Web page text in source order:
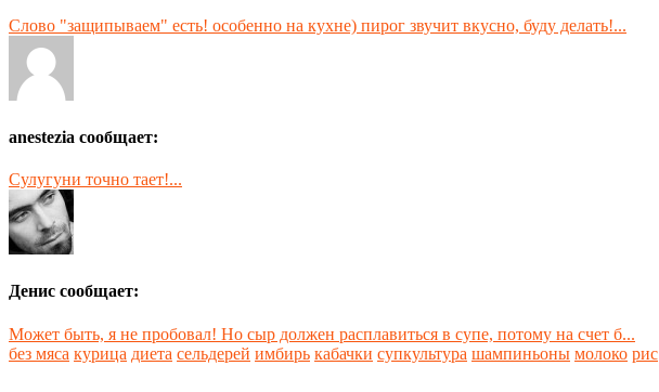
Слово "защипываем" есть! особенно на кухне) пирог звучит вкусно, буду делать!...
anestezia сообщает:
Сулугуни точно тает!...
Денис сообщает:
Может быть, я не пробовал! Но сыр должен расплавиться в супе, потому на счет б...
без мяса курица диета сельдерей имбирь кабачки супкультура шампиньоны молоко рис